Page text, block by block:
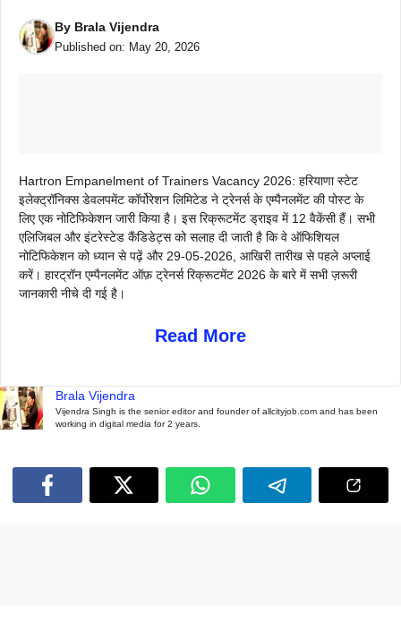
By Brala Vijendra
Published on: May 20, 2026
Hartron Empanelment of Trainers Vacancy 2026: हरियाणा स्टेट
इलेक्ट्रॉनिक्स डेवलपमेंट कॉर्पोरेशन लिमिटेड ने ट्रेनर्स के एम्पैनलमेंट की पोस्ट के
लिए एक नोटिफिकेशन जारी किया है। इस रिक्रूटमेंट ड्राइव में 12 वैकेंसी हैं। सभी
एलिजिबल और इंटरेस्टेड कैंडिडेट्स को सलाह दी जाती है कि वे ऑफिशियल
नोटिफिकेशन को ध्यान से पढ़ें और 29-05-2026, आखिरी तारीख से पहले अप्लाई
करें। हारट्रॉन एम्पैनलमेंट ऑफ़ ट्रेनर्स रिक्रूटमेंट 2026 के बारे में सभी ज़रूरी
जानकारी नीचे दी गई है।
Read More
Brala Vijendra
Vijendra Singh is the senior editor and founder of allcityjob.com and has been
working in digital media for 2 years.